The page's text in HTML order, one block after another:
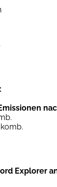
Explorer